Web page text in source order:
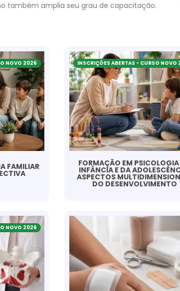
também amplia seu grau de capacitação.
NOVO 2026
FAMILIAR
INSCRIÇÕES ABERTAS - CURSO NOVO
FORMAÇÃO EM
INFÂNCIA E DA
ASPECTOS
DO DESENVOLVIMENTO
NOVO 2026